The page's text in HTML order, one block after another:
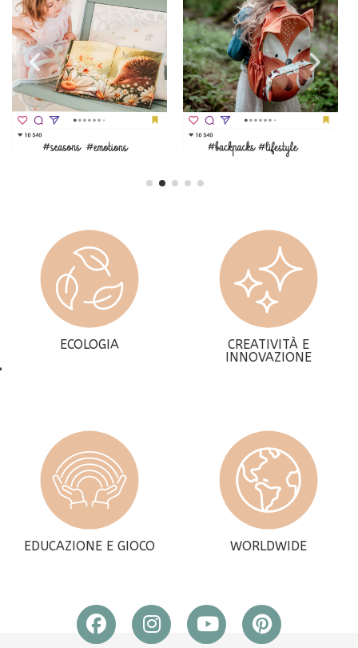
ECOLOGIA
CREATIVITÀ E
INNOVAZIONE
EDUCAZIONE E GIOCO WORLDWIDE